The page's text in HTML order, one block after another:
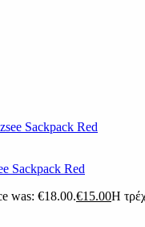
Sackpack Red
was: €18.00.€15.00Η